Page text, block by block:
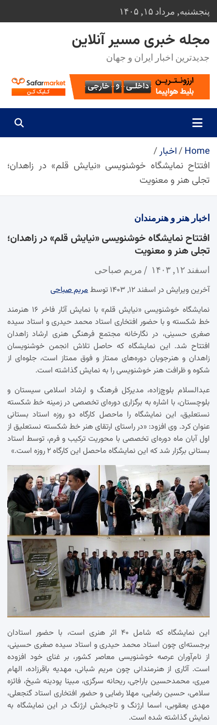
Skip
to
content
پنجشنبه, مرداد ۱۵, ۱۴۰۵
مجله خبری مسیر آنلاین
جدیدترین اخبار ایران و جهان
Home
اخبار
افتتاح نمایشگاه خوشنویسی «نیایش قلم» در زاهدان؛
تجلی هنر و معنویت
اخبار هنر و هنرمندان
افتتاح نمایشگاه خوشنویسی «نیایش قلم» در زاهدان؛
تجلی هنر و معنویت
اسفند ۱۲, ۱۴۰۳ مریم صباحی
آخرین ویرایش در اسفند ۱۲, ۱۴۰۳ توسط
مریم صباحی
نمایشگاه خوشنویسی «نیایش قلم» با نمایش آثار فاخر ۱۶ هنرمند
خط شکسته و با حضور افتخاری استاد محمد حیدری و استاد سیده
صغری حسینی، در نگارخانه مجتمع فرهنگی هنری ارشاد زاهدان
افتتاح شد. این نمایشگاه که حاصل تلاش انجمن خوشنویسان
زاهدان و هنرجویان دوره‌های ممتاز و فوق ممتاز است، جلوه‌ای از
شکوه و ظرافت هنر خوشنویسی را به نمایش گذاشته است.
عبدالسلام بلوچ‌زاده، مدیرکل فرهنگ و ارشاد اسلامی سیستان و
بلوچستان، با اشاره به برگزاری دوره‌ای تخصصی در زمینه خط شکسته
نستعلیق، این نمایشگاه را ماحصل کارگاه دو روزه استاد بستانی
عنوان کرد. وی افزود: «در راستای ارتقای هنر خط شکسته نستعلیق از
اول آبان‌ ماه دوره‌ای تخصصی با محوریت ترکیب و فرم، توسط استاد
بستانی برگزار شد که این نمایشگاه ماحصل این کارگاه ۲ روزه است.»
این نمایشگاه که شامل ۴۰ اثر هنری است، با حضور استادان
برجسته‌ای چون استاد محمد حیدری و استاد سیده صغری حسینی،
از نام‌آوران عرصه خوشنویسی معاصر کشور، بر غنای خود افزوده
است. آثاری از هنرمندانی چون مریم شبانی، مهدیه باقرزاده، الهام
میری، محمدحسین باراجی، ریحانه سرگزی، مبینا پودینه شیخ، فائزه
سلامی، حسین رضایی، مهلا رضایی و حضور افتخاری استاد گنجعلی،
مهدی یعقوبی، اسما ارژنگ و تاجبخش ارژنگ در این نمایشگاه به
نمایش گذاشته شده است.